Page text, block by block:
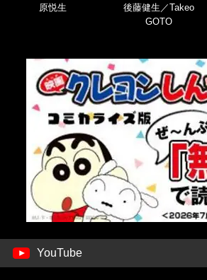
原悦生
後藤健生／Takeo
GOTO
YouTube